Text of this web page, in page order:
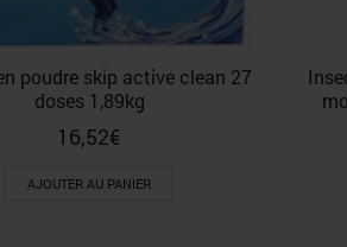
poudre skip active clean 27
doses 1,89kg
16,52€
AJOUTER AU PANIER